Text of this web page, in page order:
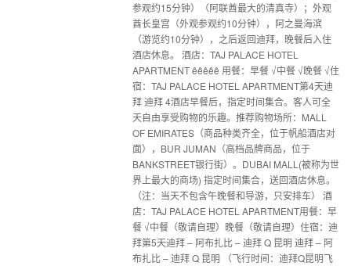
参观约15分钟）（阿联酋最大的清真寺）；外观
酋长皇宫（外观参观约10分钟），阿之曼海滨
（游览约10分钟），之后返回迪拜，晚餐后入住
酒店休息。 酒店：TAJ PALACE HOTEL
APARTMENT êêêêê 用餐：早餐 √中餐 √晚餐 √住
宿：TAJ PALACE HOTEL APARTMENT第4天迪
拜 迪拜 4酒店早餐后，指定时间集合。客人可全
天自由享受购物的乐趣。推荐购物场所：MALL
OF EMIRATES（商品种类齐全，位于帆船酒店对
面），BUR JUMAN（高档品牌商品，位于
BANKSTREET银行街）。DUBAI MALL(被称为世
界上最大的商场) 指定时间集合，送回酒店休息。
（注：当天不包含午晚餐和导游，只安排车） 酒
店：TAJ PALACE HOTEL APARTMENT用餐：早
餐 √中餐（敬请自理）晚餐（敬请自理）住宿：迪
拜第5天迪拜 – 阿布扎比 – 迪拜 Q 昆明 迪拜 – 阿
布扎比 – 迪拜 Q 昆明 （飞行时间：迪拜Q昆明飞